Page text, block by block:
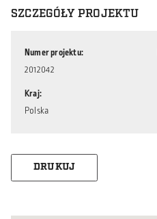
SZCZEGÓŁY PROJEKTU
Numer projektu
2012042
Kraj
Polska
DRUKUJ